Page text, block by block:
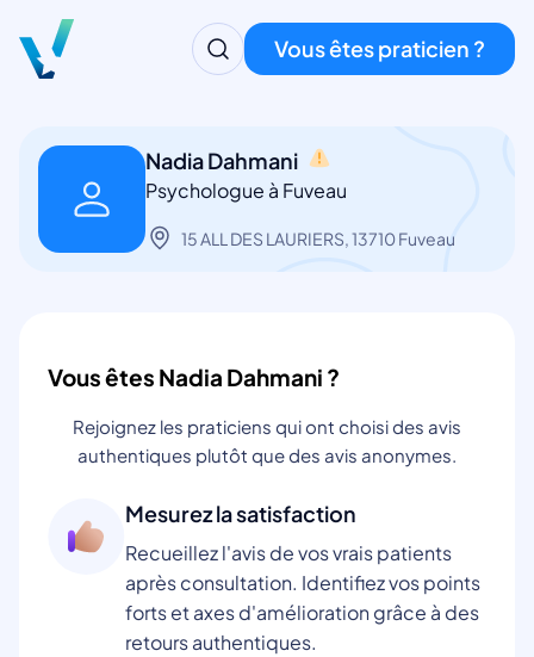
Vous êtes praticien ?
Nadia Dahmani
Psychologue à Fuveau
15 ALL DES LAURIERS, 13710 Fuveau
Vous êtes Nadia Dahmani ?
Rejoignez les praticiens qui ont choisi des avis
authentiques plutôt que des avis anonymes.
Mesurez la satisfaction
Recueillez l'avis de vos vrais patients
après consultation. Identifiez vos points
forts et axes d'amélioration grâce à des
retours authentiques.